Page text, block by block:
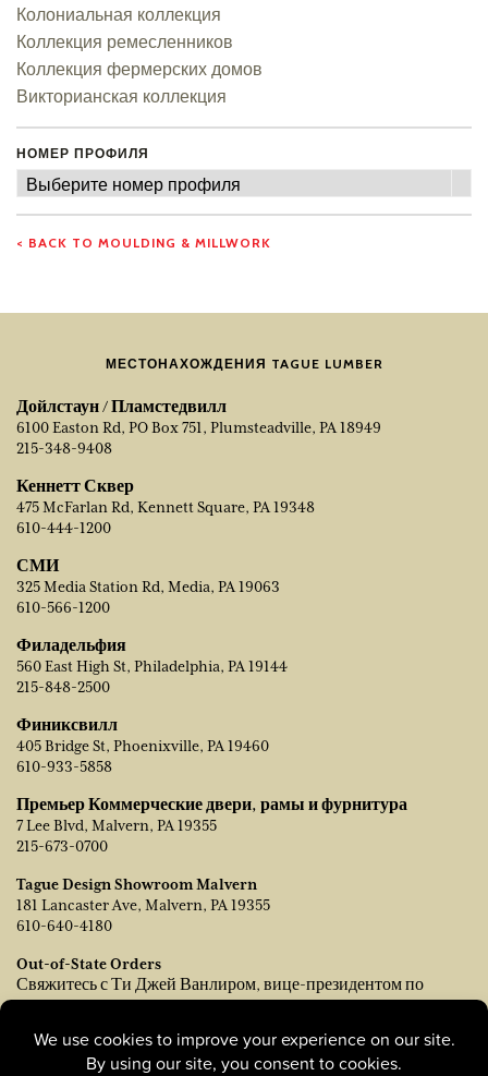
Колониальная коллекция
Коллекция ремесленников
Коллекция фермерских домов
Викторианская коллекция
НОМЕР ПРОФИЛЯ
Номер
Выберите номер профиля
< BACK TO MOULDING & MILLWORK
МЕСТОНАХОЖДЕНИЯ TAGUE LUMBER
Дойлстаун / Пламстедвилл
6100 Easton Rd, PO Box 751, Plumsteadville, PA 18949
215-348-9408
Кеннетт Сквер
475 McFarlan Rd, Kennett Square, PA 19348
610-444-1200
СМИ
325 Media Station Rd, Media, PA 19063
610-566-1200
Филадельфия
560 East High St, Philadelphia, PA 19144
215-848-2500
Финиксвилл
405 Bridge St, Phoenixville, PA 19460
610-933-5858
Премьер Коммерческие двери, рамы и фурнитура
7 Lee Blvd, Malvern, PA 19355
215-673-0700
Tague Design Showroom Malvern
181 Lancaster Ave, Malvern, PA 19355
610-640-4180
Out-of-State Orders
Свяжитесь с Ти Джей Ванлиром, вице-президентом по
продажам:
215-778-6463